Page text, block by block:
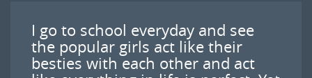
I go to school everyday and see
the popular girls act like their
besties with each other and act